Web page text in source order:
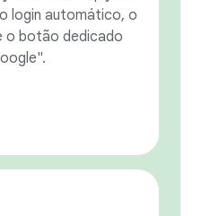
login automático, o
o botão dedicado